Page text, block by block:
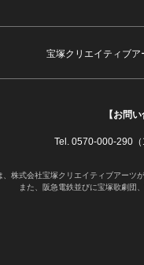
宝塚クリエイティブア
【お問い
Tel. 0570-000-290
株式会社宝塚クリエイティブアーツ
また、阪急電鉄並びに宝塚歌劇団